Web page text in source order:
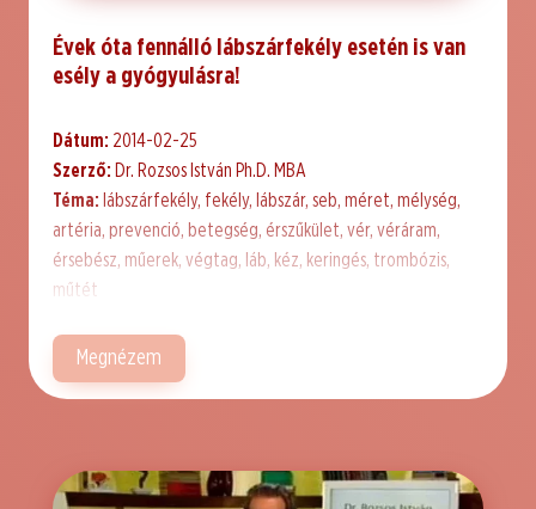
Évek óta fennálló lábszárfekély esetén is van
esély a gyógyulásra!
Dátum: 2014-02-25
Szerző: Dr. Rozsos István Ph.D. MBA
Téma: lábszárfekély, fekély, lábszár, seb, méret, mélység,
artéria, prevenció, betegség, érszűkület, vér, véráram,
érsebész, műerek, végtag, láb, kéz, keringés, trombózis,
műtét
Megnézem